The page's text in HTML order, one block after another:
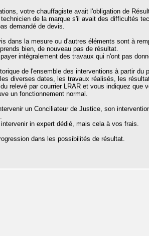
votre chauffagiste avait l'obligation de
technicien de la marque s'il avait des difficultés
demandé de devis.
dans la mesure ou d'autres éléments sont à
bien, de nouveau pas de résultat.
intégralement des travaux qui n'ont pas
de l'ensemble des interventions à partir
diverses dates, les travaux réalisés, les
relevé par courrier LRAR et vous indiquez que
un fonctionnement normal.
un Conciliateur de Justice, son
in expert dédié, mais cela à vos frais.
dans les possibilités de résultat.